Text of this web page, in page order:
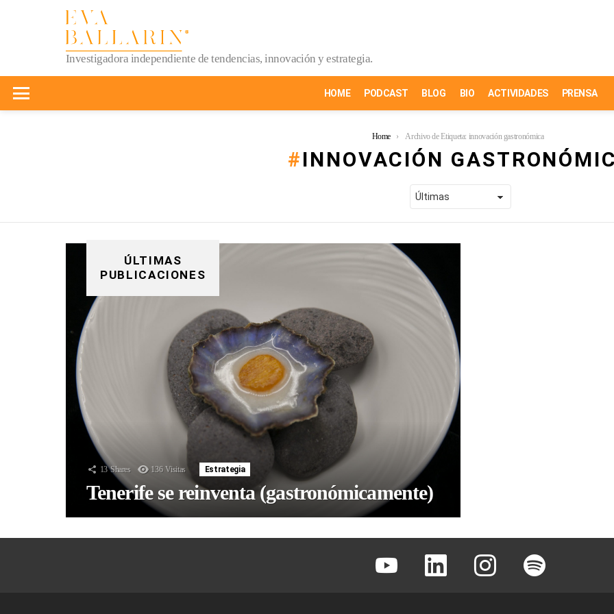
Investigadora independiente de tendencias, innovación y estrategia.
HOME PODCAST BLOG BIO ACTIVIDADES PRENSA
Home Archivo de Etiqueta: innovación gastronómica
INNOVACIÓN
ÚLTIMAS
PUBLICACIONES
13 Shares 136 Visitas Estrategia
Tenerife se reinventa (gastronómicamente)
Youtube Linkedin Instagram Spotify